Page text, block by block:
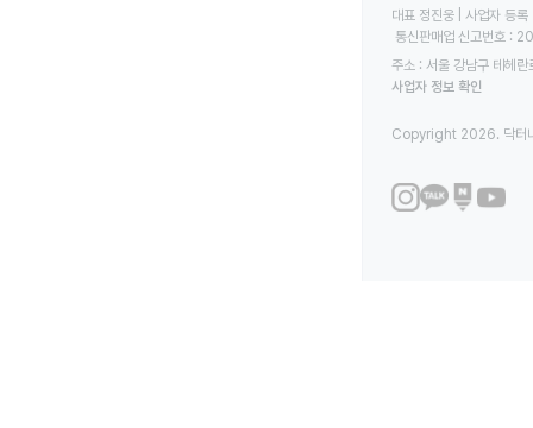
대표 정진웅 | 사업자
통신판매업 신고번호
주소 : 서울 강남구 테헤
사업자 정보 확인
Copyright 2026. 닥터